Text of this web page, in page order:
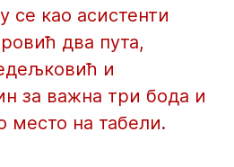
се као асистенти
два пута,
и
за важна три бода и
место на табели.